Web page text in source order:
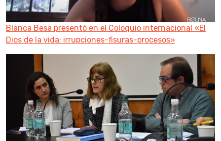
Blanca Besa presentó en el Coloquio internacional «El
Dios de la vida: irrupciones-fisuras-procesos»